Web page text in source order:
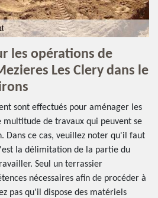
les opérations de
Les Clery dans le
sont effectués pour aménager les
de travaux qui peuvent se
Dans ce cas, veuillez noter qu'il faut
la délimitation de la partie du
Seul un terrassier
nécessaires afin de procéder à
pas qu'il dispose des matériels